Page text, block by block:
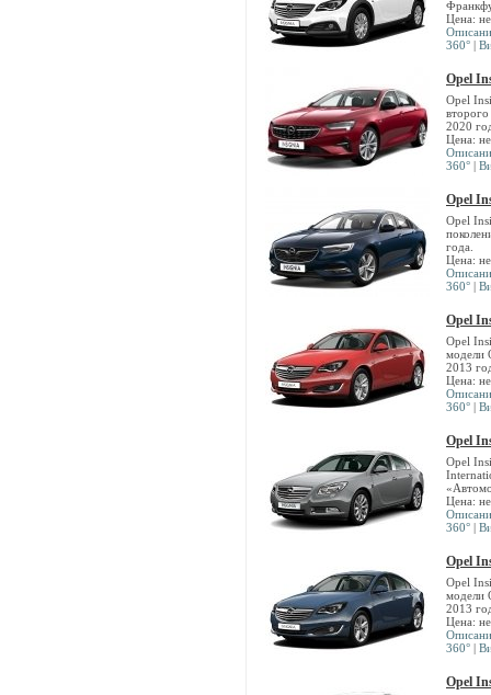
Цена:
360° |
Opel
Opel
2020
Цена:
360° |
Opel
Opel
года.
Цена:
360° |
Opel
Opel
модели
2013
Цена:
360° |
Opel
Opel
Цена:
360° |
Opel
Opel
модели
2013
Цена:
360° |
Opel